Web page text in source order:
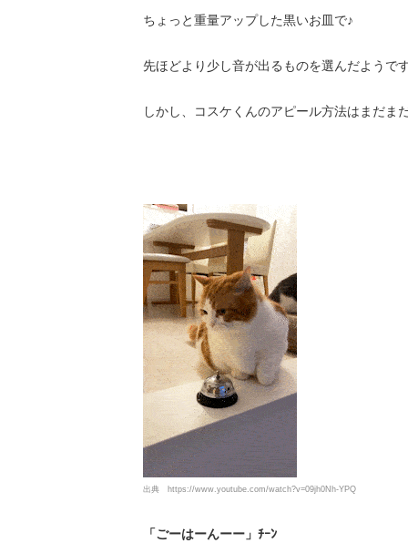
ちょっと重量アップした黒いお皿で♪
先ほどより少し音が出るものを選んだようで
しかし、コスケくんのアピール方法はまだまだ
出典 https://www.youtube.com/watch?v=09jh0Nh-YPQ
「ごーはーんーー」ﾁｰﾝ